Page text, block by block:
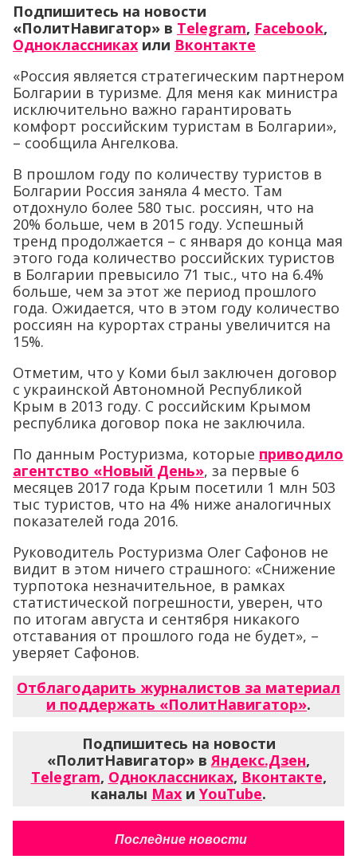
Подпишитесь на новости
«ПолитНавигатор» в Telegram, Facebook,
Одноклассниках или Вконтакте
«Россия является стратегическим партнером
Болгарии в туризме. Для меня как министра
исключительно важно гарантировать
комфорт российским туристам в Болгарии»,
– сообщила Ангелкова.
В прошлом году по количеству туристов в
Болгарии Россия заняла 4 место. Там
отдохнуло более 580 тыс. россиян, что на
20% больше, чем в 2015 году. Успешный
тренд продолжается – с января до конца мая
этого года количество российских туристов
в Болгарии превысило 71 тыс., что на 6.4%
больше, чем за этот же период прошлого
года. Ожидается, что в этом году количество
россиян на курортах страны увеличится на
15%.
Отметим, что у Коми был заключен договор
с украинской Автономной Республикой
Крым в 2013 году. С российским Крымом
республика договор пока не заключила.
По данным Ростуризма, которые приводило
агентство «Новый День», за первые 6
месяцев 2017 года Крым посетили 1 млн 503
тыс туристов, что на 4% ниже аналогичных
показателей года 2016.
Руководитель Ростуризма Олег Сафонов не
видит в этом ничего страшного: «Снижение
турпотока незначительное, в рамках
статистической погрешности, уверен, что
по итогам августа и сентября никакого
отставания от прошлого года не будет», –
уверяет Сафонов.
Отблагодарить журналистов за материал
и поддержать «ПолитНавигатор».
Подпишитесь на новости
«ПолитНавигатор» вЯндекс.Дзен,
Telegram, Одноклассниках, Вконтакте,
каналы Max и YouTube.
Последние новости